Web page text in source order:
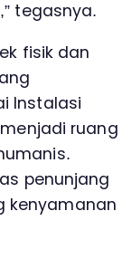
tegasnya.
fisik dan
Instalasi
ruang
penunjang
kenyamanan